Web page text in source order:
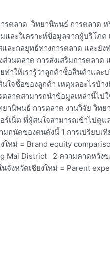
รตลาด วิทยานิพนธ์ การตลาด
ละวิเคราะห์ข้อมูลจากผู้บริโภค
ละกลยุทธ์ทางการตลาด และยัง
วนตลาด การส่งเสริมการตลาด
ทำให้เรารู้ว่าลูกค้าซื้อสินค้าและ
ใจซื้อของลูกค้า เหตุผลอะไรบ้า
ลาดสามารถนำข้อมูลเหล่านี้ไป
านิพนธ์ การตลาด งานวิจัย วิทย
เน็ต ที่ผู้สนใจสามารถเข้าไปดูแ
ถนัดของตนดังนี้ 1 การเปรียบเ
ใหม่ = Brand equity
Mai District 2 ความคาดหวัง
จังหวัดเชียงใหม่ = Parent